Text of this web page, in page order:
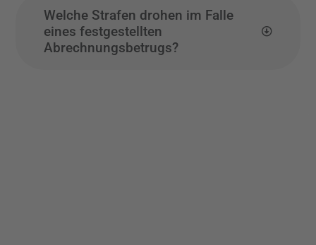
Welche Strafen drohen im Falle
eines festgestellten
Abrechnungsbetrugs?